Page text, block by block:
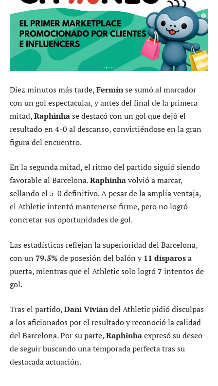
Diez minutos más tarde,Fermínse sumó al marcador
con un gol espectacular, y antes del final de la primera
mitad,Raphinhase destacó con un gol que dejó el
resultado en 4-0 al descanso, convirtiéndose en la gran
figura del encuentro.
En la segunda mitad, el ritmo del partido siguió siendo
favorable al Barcelona.Raphinhavolvió a marcar,
sellando el 5-0 definitivo. A pesar de la amplia ventaja,
el Athletic intentó mantenerse firme, pero no logró
concretar sus oportunidades de gol.
Las estadísticas reflejan la superioridad del Barcelona,
con un 79.5% de posesión del balón y11 disparosa
puerta, mientras que el Athletic solo logró7intentos de
gol.
Tras el partido,Dani Viviandel Athletic pidió disculpas
a los aficionados por el resultado y reconoció la calidad
del Barcelona. Por su parte,Raphinhaexpresó su deseo
de seguir buscando una temporada perfecta tras su
destacada actuación.